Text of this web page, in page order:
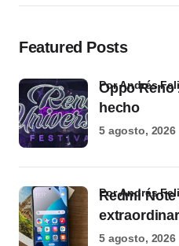
Featured Posts
Oppo Reno
hecho
por Andrés
5 agosto, 2026
Redmi
por Andrés
5 agosto, 2026